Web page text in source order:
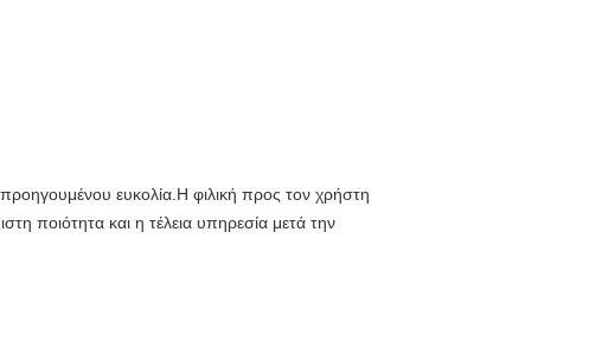
ευκολία.Η φιλική προς τον χρήστη
ποιότητα και η τέλεια υπηρεσία μετά την